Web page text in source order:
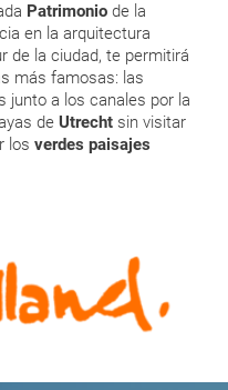
Patrimonio de la
en la arquitectura
de la ciudad, te permitirá
más famosas: las
junto a los canales por la
de Utrecht sin visitar
los verdes paisajes